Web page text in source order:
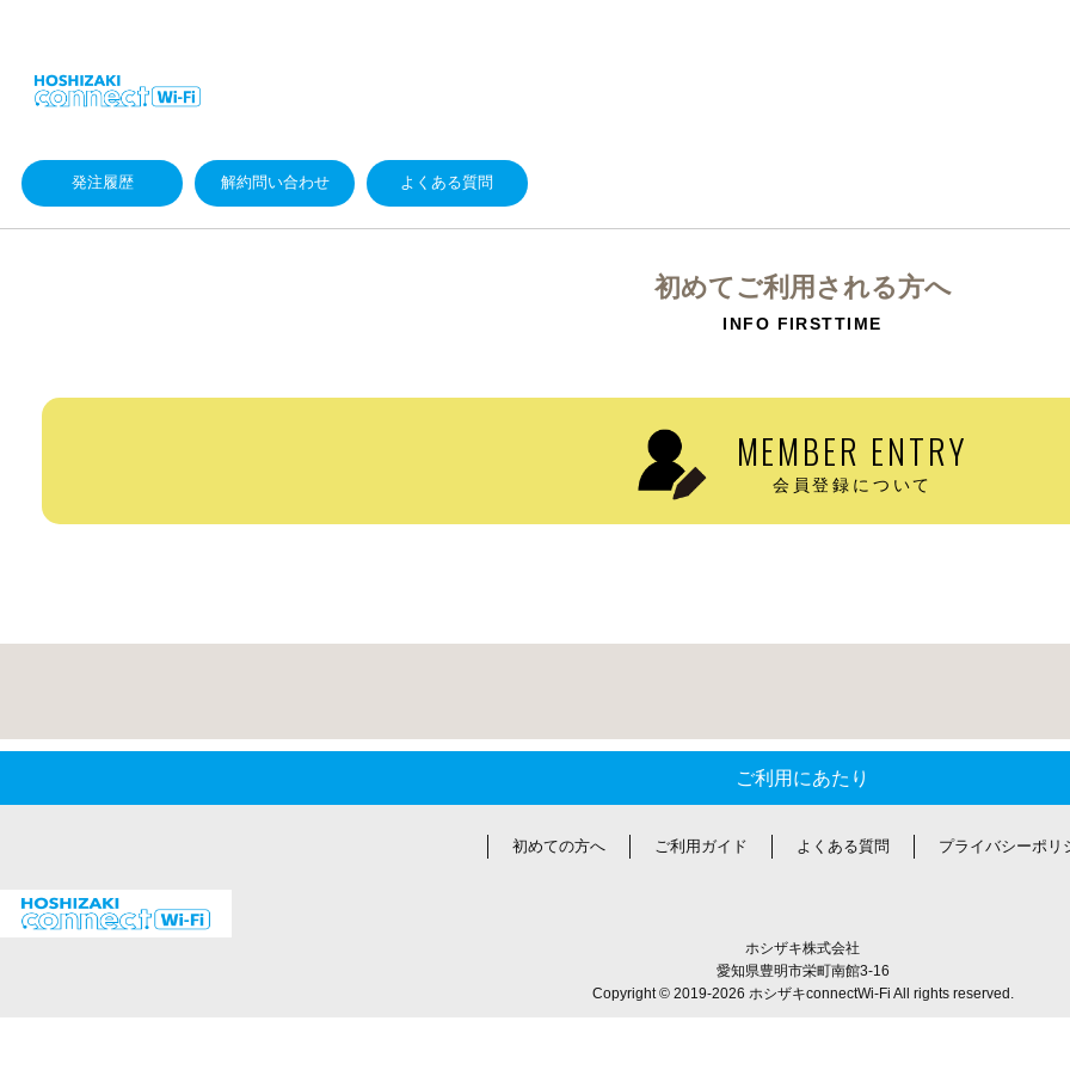
発注履歴 解約問い合わせ よくある質問
初めてご利用される方へ
INFO FIRSTTIME
MEMBER ENTRY
会員登録について
上部メニューの「新規お取引」から会員登録を行ってください。
ご登録完了後、利用審査があるため弊社からの連絡をお待ちください。
ご利用にあたり
初めての方へ ご利用ガイド よくある質問 プライバシーポリ
ホシザキ株式会社
愛知県豊明市栄町南館3-16
Copyright © 2019-2026 ホシザキconnectWi-Fi All rights reserved.